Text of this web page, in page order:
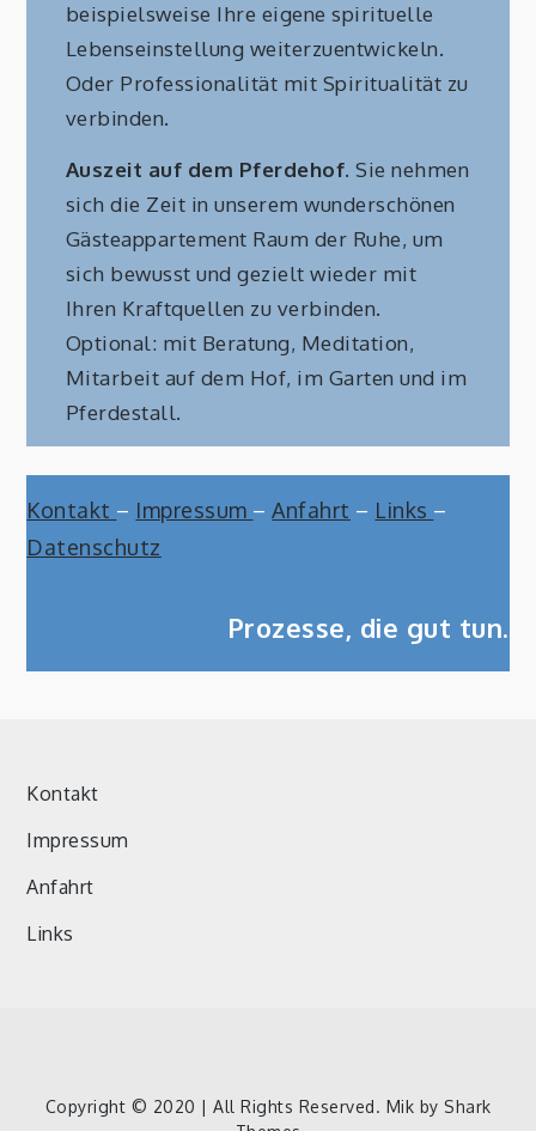
beispielsweise Ihre eigene spirituelle
Lebenseinstellung weiterzuentwickeln.
Oder Professionalität mit Spiritualität zu
verbinden.
Auszeit auf dem Pferdehof. Sie nehmen
sich die Zeit in unserem wunderschönen
Gästeappartement Raum der Ruhe, um
sich bewusst und gezielt wieder mit
Ihren Kraftquellen zu verbinden.
Optional: mit Beratung, Meditation,
Mitarbeit auf dem Hof, im Garten und im
Pferdestall.
Kontakt – Impressum –Anfahrt – Links –
Datenschutz
Prozesse, die gut tun.
Kontakt
Impressum
Anfahrt
Links
Copyright © 2020 | All Rights Reserved. Mik by Shark